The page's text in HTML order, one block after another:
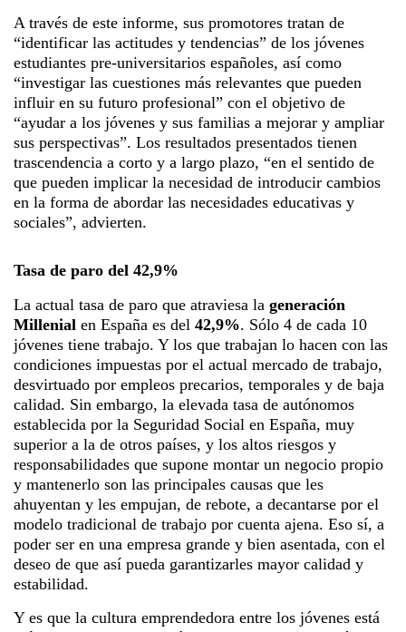
A través de este informe, sus promotores tratan de
“identificar las actitudes y tendencias” de los jóvenes
estudiantes pre-universitarios españoles, así como
“investigar las cuestiones más relevantes que pueden
influir en su futuro profesional” con el objetivo de
“ayudar a los jóvenes y sus familias a mejorar y ampliar
sus perspectivas”. Los resultados presentados tienen
trascendencia a corto y a largo plazo, “en el sentido de
que pueden implicar la necesidad de introducir cambios
en la forma de abordar las necesidades educativas y
sociales”, advierten.
Tasa de paro del 42,9%
La actual tasa de paro que atraviesa la generación
Millenial en España es del 42,9%. Sólo 4 de cada 10
jóvenes tiene trabajo. Y los que trabajan lo hacen con las
condiciones impuestas por el actual mercado de trabajo,
desvirtuado por empleos precarios, temporales y de baja
calidad. Sin embargo, la elevada tasa de autónomos
establecida por la Seguridad Social en España, muy
superior a la de otros países, y los altos riesgos y
responsabilidades que supone montar un negocio propio
y mantenerlo son las principales causas que les
ahuyentan y les empujan, de rebote, a decantarse por el
modelo tradicional de trabajo por cuenta ajena. Eso sí, a
poder ser en una empresa grande y bien asentada, con el
deseo de que así pueda garantizarles mayor calidad y
estabilidad.
Y es que la cultura emprendedora entre los jóvenes está